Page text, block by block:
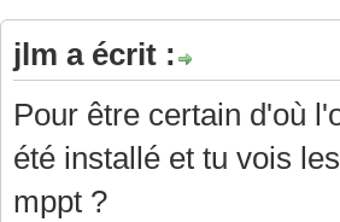
jlm a écrit :
Pour être certain d'où
été installé et tu vois
mppt ?